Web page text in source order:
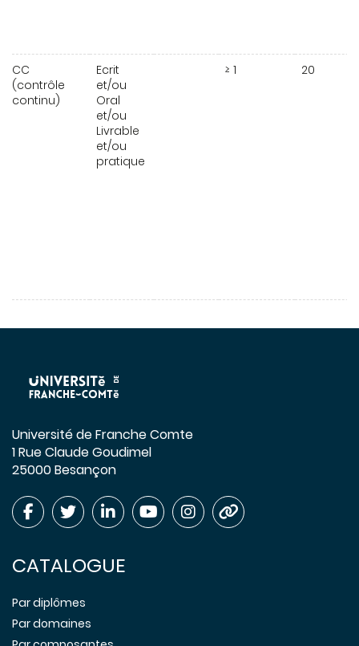
CC
(contrôle
continu)
Ecrit
et/ou
Oral
et/ou
Livrable
et/ou
pratique
≥ 1 20
Université de Franche Comte
1 Rue Claude Goudimel
25000 Besançon
CATALOGUE
Par diplômes
Par domaines